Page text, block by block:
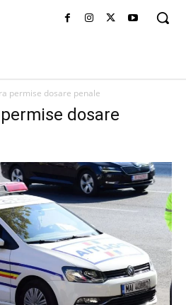
permise dosare penale
dosare